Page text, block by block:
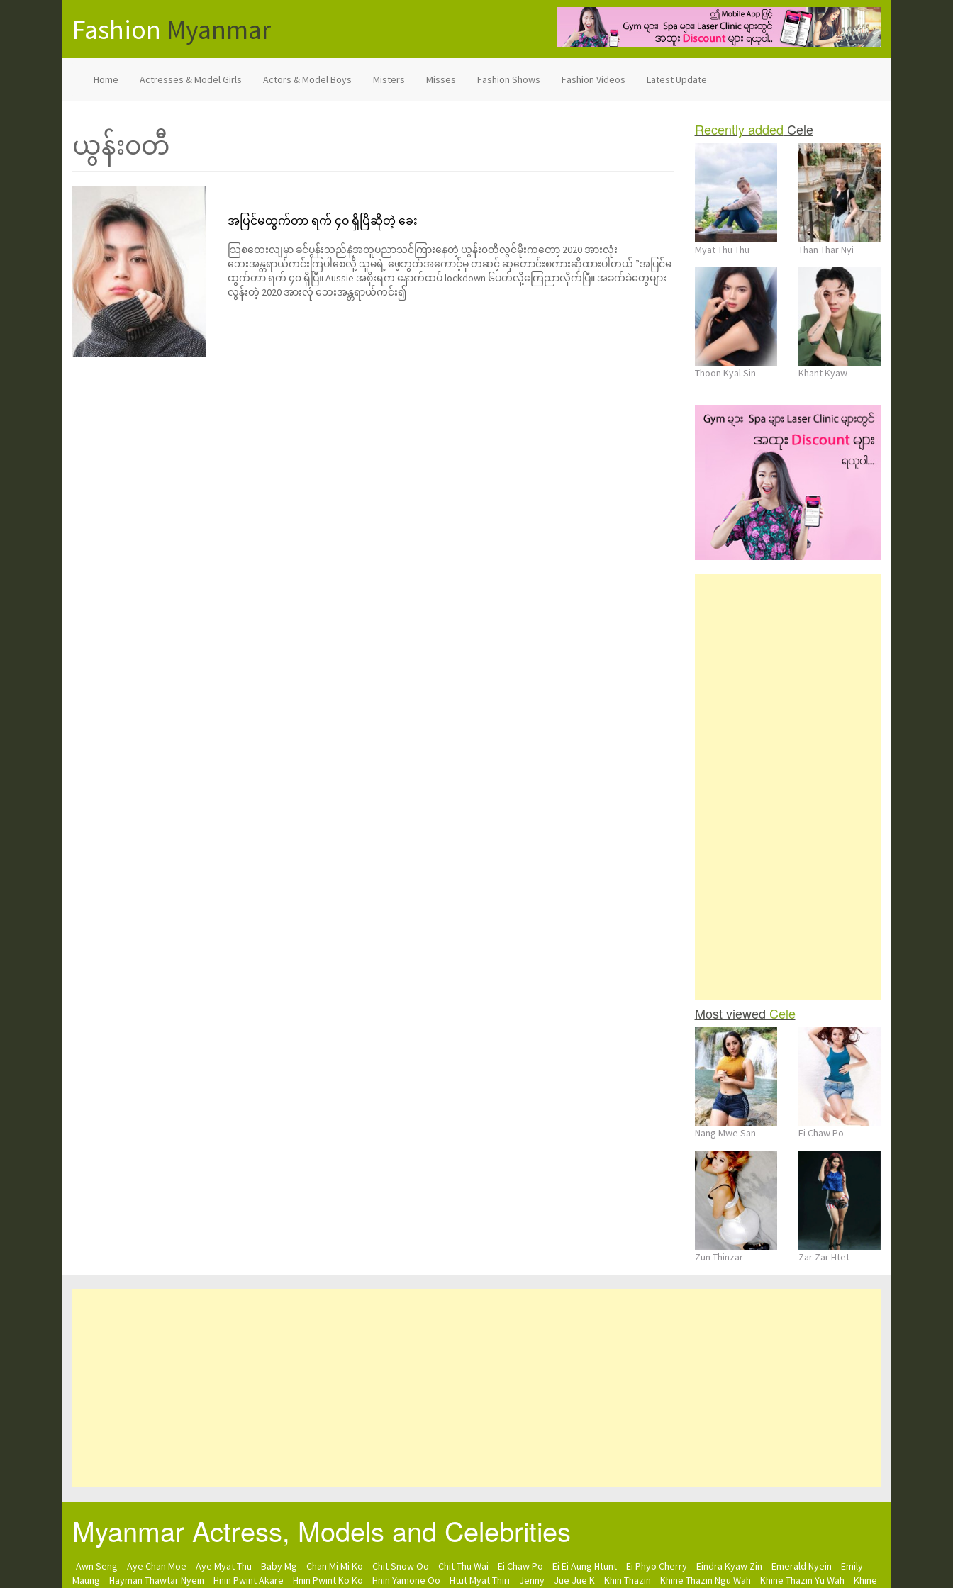
Fashion Myanmar
Home Actresses & Model Girls Actors & Model Boys Misters Misses Fashion Shows Fashion Videos Latest Update
ယွန်း၀တီ
အပြင်မထွက်တာ ရက် ၄၀ ရှိပြီဆိုတဲ့ ခေး
သြစတေးလျမှာ ခင်ပွန်းသည်နဲ့အတူပညာသင်ကြားနေတဲ့ ယွန်း၀တီလွင်မိုးကတော့ 2020 အားလုံး
ဘေးအန္တရာယ်ကင်းကြပါစေလို့ သူမရဲ့ ဖေ့ဘွတ်အကောင့်မှ တဆင့် ဆုတောင်းစကားဆိုထားပါတယ် ”အပြင်မ
ထွက်တာ ရက် ၄၀ ရှိပြီ။ Aussie အစိုးရက နောက်ထပ် lockdown ၆ပတ်လို့ကြေညာလိုက်ပြီ။ အခက်ခဲတွေများ
လွန်းတဲ့ 2020 အားလုံ ဘေးအန္တရာယ်ကင်း၍
Recently added Cele
Myat Thu Thu Than Thar Nyi
Thoon Kyal Sin Khant Kyaw
Most viewed Cele
Nang Mwe San Ei Chaw Po
Zun Thinzar Zar Zar Htet
Myanmar Actress, Models and Celebrities
Awn Seng Aye Chan Moe Aye Myat Thu Baby Mg Chan Mi Mi Ko Chit Snow Oo Chit Thu Wai Ei Chaw Po Ei Ei Aung Htunt Ei Phyo Cherry Eindra Kyaw Zin Emerald Nyein
Emily
Maung
Hayman Thawtar Nyein Hnin Pwint Akare Hnin Pwint Ko Ko Hnin Yamone Oo Htut Myat Thiri Jenny Jue Jue K Khin Thazin Khine Thazin Ngu Wah Khine Thazin Yu Wah
Khine